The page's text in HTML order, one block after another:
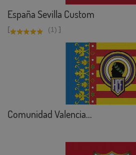
España Sevilla Custom
[ (1) ]
Comunidad Valencia...